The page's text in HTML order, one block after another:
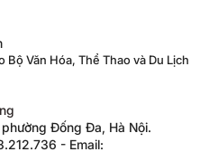
Bộ Văn Hóa, Thể Thao và Du Lịch
Đống Đa, Hà Nội.
- Email: